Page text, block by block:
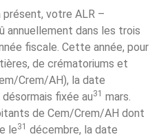
présent, votre ALR –
annuellement dans les trois
fiscale. Cette année, pour
de crématoriums et
Crem/AH), la date
fixée au31 mars.
de Cem/Crem/AH dont
le31 décembre, la date